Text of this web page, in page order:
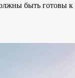
быть готовы